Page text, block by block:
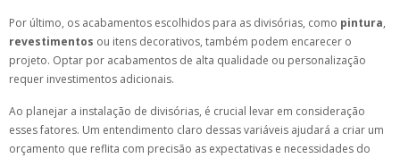
Por último, os acabamentos escolhidos para as divisórias, como pintura,
revestimentos ou itens decorativos, também podem encarecer o
projeto. Optar por acabamentos de alta qualidade ou personalização
requer investimentos adicionais.
Ao planejar a instalação de divisórias, é crucial levar em consideração
esses fatores. Um entendimento claro dessas variáveis ajudará a criar um
orçamento que reflita com precisão as expectativas e necessidades do